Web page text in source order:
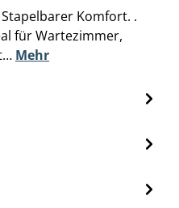
Komfort. .
für Wartezimmer,
Mehr